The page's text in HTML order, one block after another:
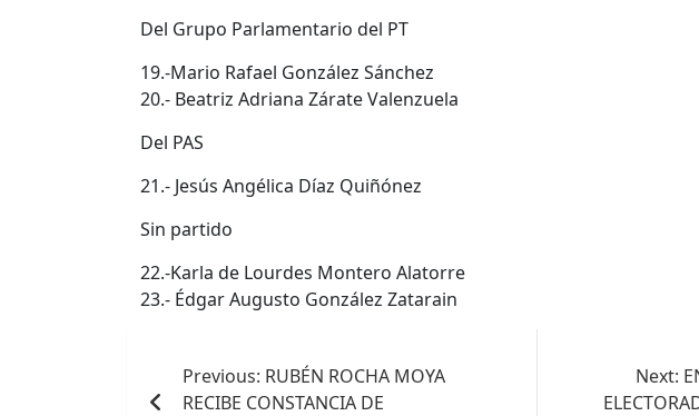
Del Grupo Parlamentario del PT
19.-Mario Rafael González Sánchez
20.- Beatriz Adriana Zárate Valenzuela
Del PAS
21.- Jesús Angélica Díaz Quiñónez
Sin partido
22.-Karla de Lourdes Montero Alatorre
23.- Édgar Augusto González Zatarain
de
Previous: RUBÉN ROCHA MOYA
RECIBE CONSTANCIA DE
Next: